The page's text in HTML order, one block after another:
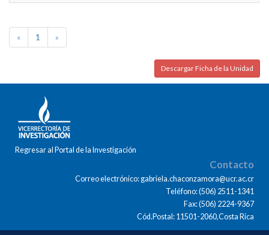
« 1 »
Descargar Ficha de la Unidad
Regresar al Portal de la Investigación
Contacto
Correo electrónico: gabriela.chaconzamora@ucr.ac.cr
Teléfono: (506) 2511-1341
Fax: (506) 2224-9367
Cód.Postal: 11501-2060,Costa Rica